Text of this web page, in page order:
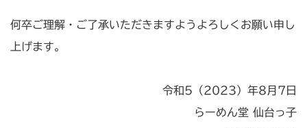
何卒ご理解・ご了承いただきますようよろしくお願い申し
上げます。
令和5（2023）年8月7日
らーめん堂 仙台っ子